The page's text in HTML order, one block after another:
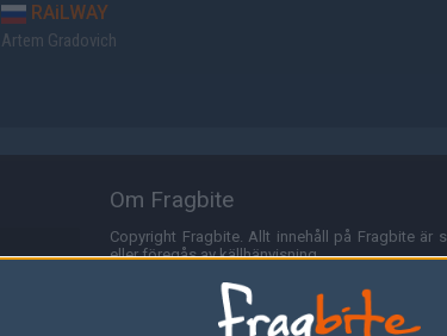
RAiLWAY
Artem Gradovich
Om Fragbite
Copyright Fragbite. Allt innehåll på Fragbite är
eller föregås av källhänvisning.
Alla åsikter uttryckta på Fragbite representerar
Programmering och design av Fredric Bohlin.